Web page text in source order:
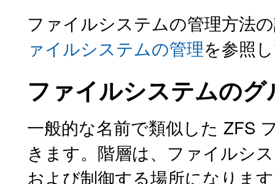
ファイルシステムの管理方法
ァイルシステムの管理を参照
ファイルシステムのグ
一般的な名前で類似した ZFS
きます。階層は、ファイルシ
および制御する場所になりま